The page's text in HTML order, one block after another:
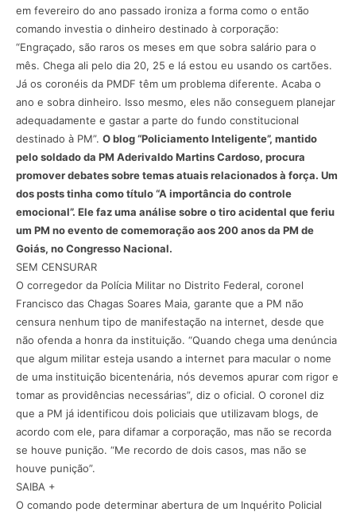
em fevereiro do ano passado ironiza a forma como o então
comando investia o dinheiro destinado à corporação:
“Engraçado, são raros os meses em que sobra salário para o
mês. Chega ali pelo dia 20, 25 e lá estou eu usando os cartões.
Já os coronéis da PMDF têm um problema diferente. Acaba o
ano e sobra dinheiro. Isso mesmo, eles não conseguem planejar
adequadamente e gastar a parte do fundo constitucional
destinado à PM”. O blog “Policiamento Inteligente”, mantido
pelo soldado da PM Aderivaldo Martins Cardoso, procura
promover debates sobre temas atuais relacionados à força. Um
dos posts tinha como título “A importância do controle
emocional”. Ele faz uma análise sobre o tiro acidental que feriu
um PM no evento de comemoração aos 200 anos da PM de
Goiás, no Congresso Nacional.
SEM CENSURAR
O corregedor da Polícia Militar no Distrito Federal, coronel
Francisco das Chagas Soares Maia, garante que a PM não
censura nenhum tipo de manifestação na internet, desde que
não ofenda a honra da instituição. “Quando chega uma denúncia
que algum militar esteja usando a internet para macular o nome
de uma instituição bicentenária, nós devemos apurar com rigor e
tomar as providências necessárias”, diz o oficial. O coronel diz
que a PM já identificou dois policiais que utilizavam blogs, de
acordo com ele, para difamar a corporação, mas não se recorda
se houve punição. “Me recordo de dois casos, mas não se
houve punição”.
SAIBA +
O comando pode determinar abertura de um Inquérito Policial